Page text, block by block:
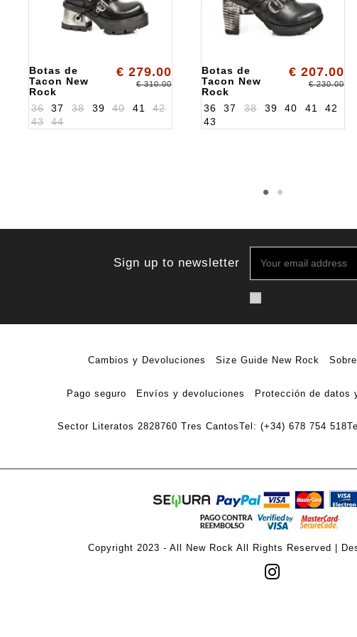
Botas de
Tacon New
Rock
ALK1016S1
€ 279.00
€ 310.00
36 37 38 39 40 41
42
43
44
Botas de
Tacon New
Rock
ALKTR003S1
€ 207.00
€ 230.00
36 37 38 39 40 41
42
43
Sign up to newsletter
Cambios y Devoluciones Size Guide New Rock
Pago seguro Envíos y devoluciones Protección de datos
Sector Literatos 2828760 Tres CantosTel: (+34) 678 754 518
Copyright 2023 - All New Rock All Rights Reserved |